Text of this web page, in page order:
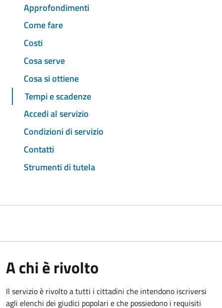
Approfondimenti
Come fare
Costi
Cosa serve
Cosa si ottiene
Tempi e scadenze
Accedi al servizio
Condizioni di servizio
Contatti
Strumenti di tutela
A chi è rivolto
Il servizio è rivolto a tutti i cittadini che intendono iscriversi
agli elenchi dei giudici popolari e che possiedono i requisiti